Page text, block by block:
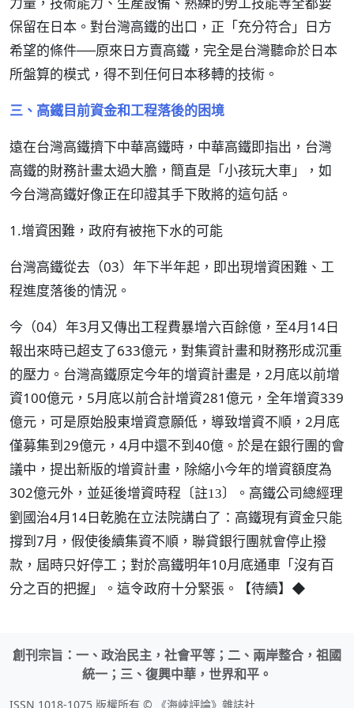
保留在日本。對台灣高鐵的出口，正「充分符合」日方
希望的條件──原來日方賣高鐵，完全是台灣聽命於日本
所盤算的模式，得不到任何日本移轉的技術。
三、高鐵目前資金和工程落後的困境
遠在台灣高鐵擠下中華高鐵時，中華高鐵即指出，台灣
高鐵的財務計畫太過大膽，簡直是「小孩玩大車」，如
今台灣高鐵好像正在印證其手下敗將的這句話。
1.增資困難，政府有被拖下水的可能
台灣高鐵從去（03）年下半年起，即出現增資困難、工
程進度落後的情況。
今（04）年3月又傳出工程費暴增六百餘億，至4月14日
報出來時已超支了633億元，對集資計畫和財務形成沉重
的壓力。台灣高鐵原定今年的增資計畫是，2月底以前增
資100億元，5月底以前合計增資281億元，全年增資339
億元，可是原始股東增資意願低，導致增資不順，2月底
僅募集到29億元，4月中還不到40億。於是在銀行團的會
議中，提出新版的增資計畫，除縮小今年的增資額度為
302億元外，並延後增資時程 〔註13〕
。高鐵公司總經理
劉國治4月14日乾脆在立法院講白了：高鐵現有資金只能
撐到7月，假使後續集資不順，聯貸銀行團就會停止撥
款，屆時只好停工；對於高鐵明年10月底通車「沒有百
分之百的把握」。這令政府十分緊張。
【待續】 ◆
創刊宗旨：一、政治民主，社會平等；二、兩岸整合，祖國
統一；三、復興中華，世界和平。
ISSN 1018-1075 版權所有 © 《海峽評論》雜誌社